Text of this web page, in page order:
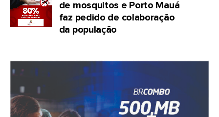
de mosquitos e Porto Mauá
faz pedido de colaboração
da população